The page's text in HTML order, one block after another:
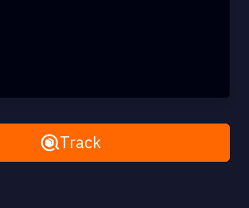
Remove AllTrack